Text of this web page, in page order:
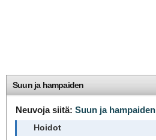
Suun ja hampaiden
Neuvoja siitä: Suun ja hampaiden
Hoidot